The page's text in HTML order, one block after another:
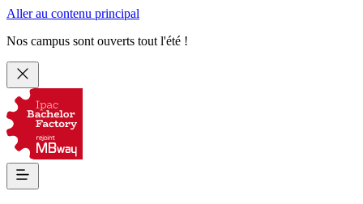
Aller au contenu principal
Nos campus sont ouverts tout l'été !